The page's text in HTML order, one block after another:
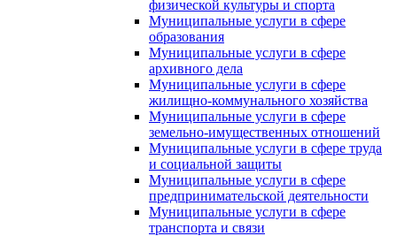
физической культуры и спорта
Муниципальные услуги в сфере
образования
Муниципальные услуги в сфере
архивного дела
Муниципальные услуги в сфере
жилищно-коммунального хозяйства
Муниципальные услуги в сфере
земельно-имущественных отношений
Муниципальные услуги в сфере труда
и социальной защиты
Муниципальные услуги в сфере
предпринимательской деятельности
Муниципальные услуги в сфере
транспорта и связи